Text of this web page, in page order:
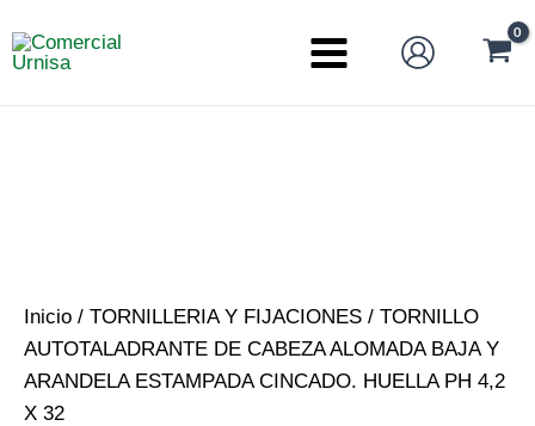
al
Main
Inicio / TORNILLERIA Y FIJACIONES / TORNILLO
AUTOTALADRANTE DE CABEZA ALOMADA BAJA Y
ARANDELA ESTAMPADA CINCADO. HUELLA PH 4,2
X 32